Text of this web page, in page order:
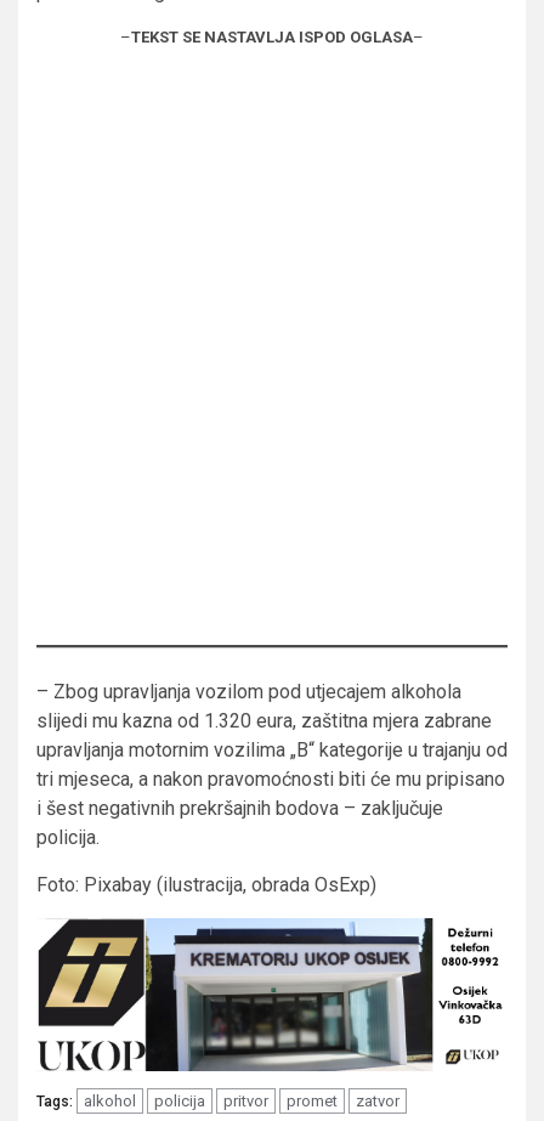
–TEKST SE NASTAVLJA ISPOD OGLASA–
– Zbog upravljanja vozilom pod utjecajem alkohola
slijedi mu kazna od 1.320 eura, zaštitna mjera zabrane
upravljanja motornim vozilima „B“ kategorije u trajanju od
tri mjeseca, a nakon pravomoćnosti biti će mu pripisano
i šest negativnih prekršajnih bodova – zaključuje
policija.
Foto: Pixabay (ilustracija, obrada OsExp)
Tags: alkohol policija pritvor promet zatvor